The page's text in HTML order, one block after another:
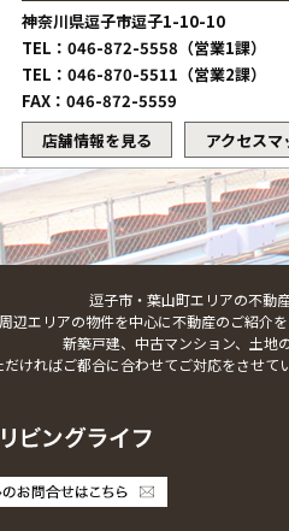
神奈川県逗子市逗子1-10-10
TEL：046-872-5558（営業1課）
TEL：046-870-5511（営業2課）
FAX：046-872-5559
店舗情報を見る
アクセスマ
逗子市・葉山町エリアの不動
辺エリアの物件を中心に不動産のご紹介
新築戸建、中古マンション、土地
ければご都合に合わせてご対応をさせて